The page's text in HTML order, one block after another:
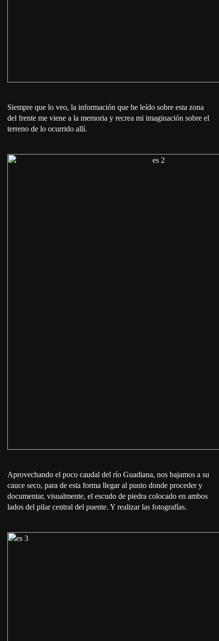
Siempre que lo veo, la información que he leído sobre esta zona
del frente me viene a la memoria y recrea mi imaginación sobre el
terreno de lo ocurrido allí.
Aprovechando el poco caudal del río Guadiana, nos bajamos a su
cauce seco, para de esta forma llegar al punto donde proceder y
documentar, visualmente, el escudo de piedra colocado en ambos
lados del pilar central del puente. Y realizar las fotografías.